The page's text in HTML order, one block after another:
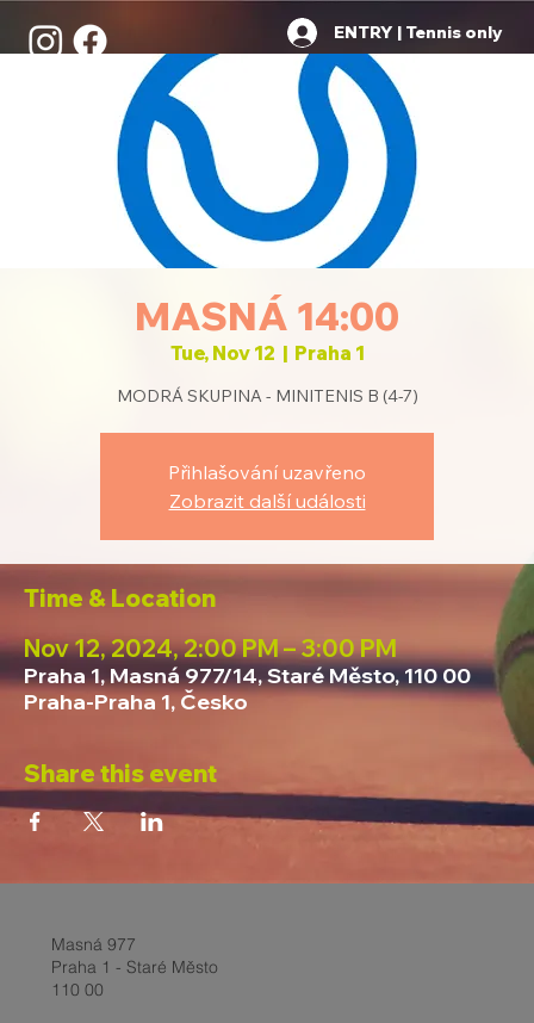
ENTRY | Tennis only
MASNÁ 14:00
Tue, Nov 12
  |
Praha 1
MODRÁ SKUPINA - MINITENIS B (4-7)
Přihlašování uzavřeno
Zobrazit další události
Time & Location
Nov 12, 2024, 2:00 PM – 3:00 PM
Praha 1, Masná 977/14, Staré Město, 110 00
Praha-Praha 1, Česko
Share this event
Masná 977
Praha 1 - Staré Město
110 00